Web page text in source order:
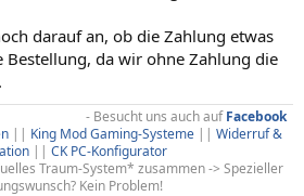
darauf an, ob die Zahlung etwas
Bestellung, da wir ohne Zahlung die
- Besucht uns auch aufFacebook
|| King Mod Gaming-Systeme || Widerruf &
|| CK PC-Konfigurator
Traum-System* zusammen -> Spezieller
Kein Problem!​